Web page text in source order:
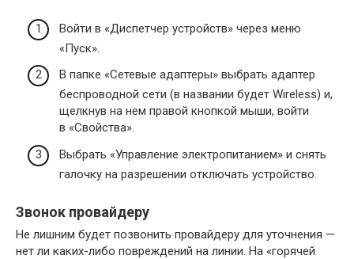
Войти в «Диспетчер устройств» через меню
«Пуск».
В папке «Сетевые адаптеры» выбрать адаптер
беспроводной сети (в названии будет Wireless) и,
щелкнув на нем правой кнопкой мыши, войти
в «Свойства».
Выбрать «Управление электропитанием» и снять
галочку на разрешении отключать устройство.
Звонок провайдеру
Не лишним будет позвонить провайдеру для уточнения —
нет ли каких-либо повреждений на линии. На «горячей